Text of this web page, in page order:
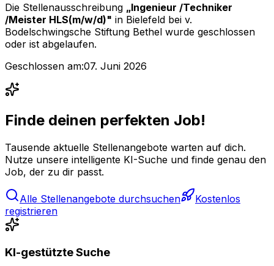
Die Stellenausschreibung „Ingenieur /Techniker
/Meister HLS(m/w/d)" in Bielefeld bei v.
Bodelschwingsche Stiftung Bethel wurde geschlossen
oder ist abgelaufen.
Geschlossen am:07. Juni 2026
Finde deinen perfekten Job!
Tausende aktuelle Stellenangebote warten auf dich.
Nutze unsere intelligente KI-Suche und finde genau den
Job, der zu dir passt.
Alle Stellenangebote durchsuchen
Kostenlos
registrieren
KI-gestützte Suche